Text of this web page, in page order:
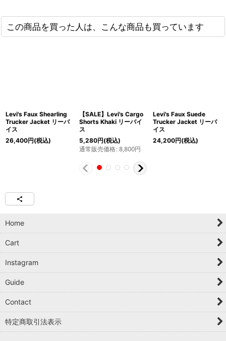
この商品を買った人は、こんな商品も買っています
Levi's Faux Shearling
Trucker Jacket リーバ
イス
26,400円(税込)
【SALE】Levi's Cargo
Shorts Khaki リーバイ
ス
5,280円(税込)
通常販売価格: 8,800円
Levi's Faux Suede
Trucker Jacket リーバ
イス
24,200円(税込)
Home
Cart
Instagram
Guide
Contact
特定商取引法表示